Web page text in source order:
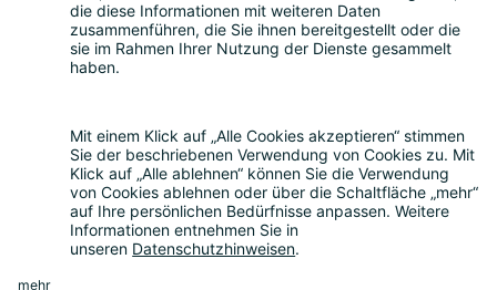
Smart Country Convention|Transform|Digital Office
Conference|Bildungskonferenz|eIDAS Summit |
DigiFin|AIDAQ|Privacy Conference
Conference